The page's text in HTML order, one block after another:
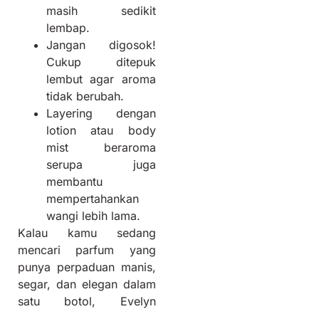
masih sedikit
lembap.
Jangan digosok!
Cukup ditepuk
lembut agar aroma
tidak berubah.
Layering dengan
lotion atau body
mist beraroma
serupa juga
membantu
mempertahankan
wangi lebih lama.
Kalau kamu sedang
mencari parfum yang
punya perpaduan manis,
segar, dan elegan dalam
satu botol, Evelyn